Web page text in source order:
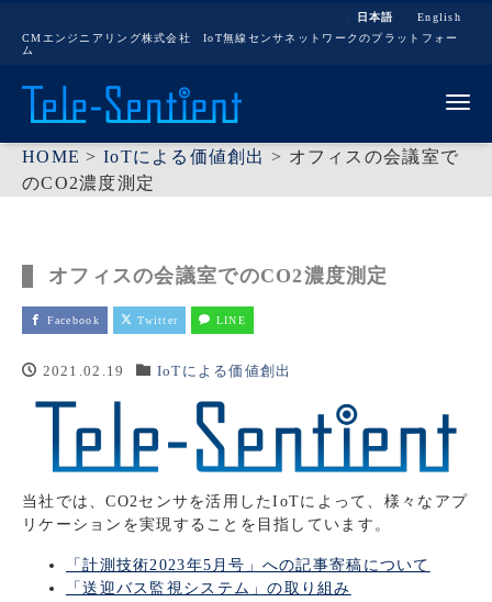
日本語
English
CMエンジニアリング株式会社 IoT無線センサネットワークのプラットフォー
ム
HOME > IoTによる価値創出 > オフィスの会議室で
のCO2濃度測定
オフィスの会議室でのCO2濃度測定
Facebook Twitter LINE
2021.02.19 IoTによる価値創出
当社では、CO2センサを活用したIoTによって、様々なアプ
リケーションを実現することを目指しています。
「計測技術2023年5月号」への記事寄稿について
「送迎バス監視システム」の取り組み